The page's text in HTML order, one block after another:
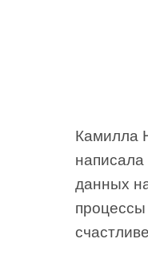
Камилла
написала
данных